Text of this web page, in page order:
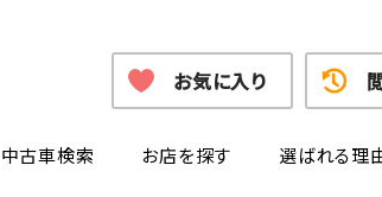
中古車検索 お店を探す 選ばれる理
お気に入り